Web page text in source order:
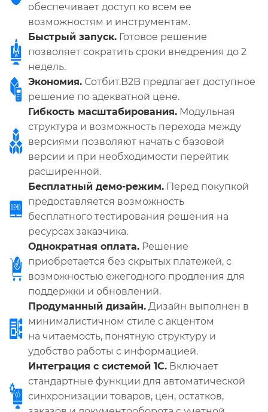
обеспечивает доступ ко всем ее
возможностям и инструментам.
Быстрый запуск. Готовое решение
позволяет сократить сроки внедрения до 2
недель.
Экономия. Сотбит.B2B предлагает доступное
решение по адекватной цене.
Гибкость масштабирования. Модульная
структура и возможность перехода между
версиями позволяют начать с базовой
версии и при необходимости перейтик
расширенной.
Бесплатный демо-режим. Перед покупкой
предоставляется возможность
бесплатного тестирования решения на
ресурсах заказчика.
Однократная оплата. Решение
приобретается без скрытых платежей, с
возможностью ежегодного продления для
поддержки и обновлений.
Продуманный дизайн. Дизайн выполнен в
минималистичном стиле с акцентом
на читаемость, понятную структуру и
удобство работы с информацией.
Интеграция с системой 1С. Включает
стандартные функции для автоматической
синхронизации товаров, цен, остатков,